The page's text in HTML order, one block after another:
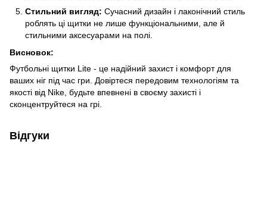
Стильний вигляд: Сучасний дизайн і лаконічний стиль
роблять ці щитки не лише функціональними, але й
стильними аксесуарами на полі.
Висновок:
Футбольні щитки Lite - це надійний захист і комфорт для
ваших ніг під час гри. Довіртеся передовим технологіям та
якості від Nike, будьте впевнені в своєму захисті і
сконцентруйтеся на грі.
Відгуки